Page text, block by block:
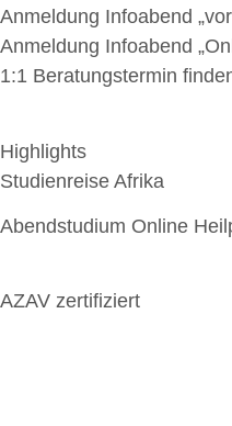
Anmeldung Infoabend
Anmeldung Infoabend
1:1 Beratungstermin
Highlights
Studienreise Afrika
Abendstudium Online
AZAV zertifiziert